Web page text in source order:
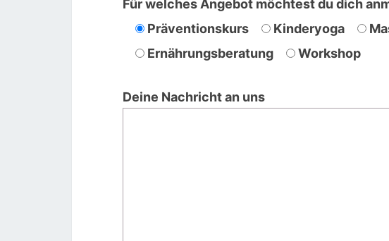
Für welches Angebot möchtest du dich
Präventionskurs
Kinderyoga
Ernährungsberatung
Workshop
Deine Nachricht an uns